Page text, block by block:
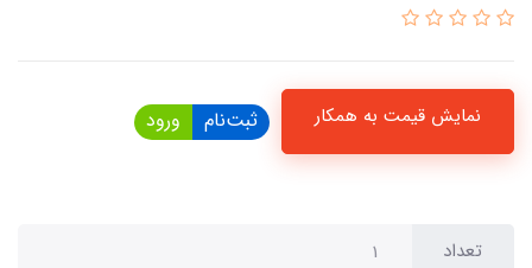
نمایش قیمت به همکار ثبت‌نام ورود
تعداد